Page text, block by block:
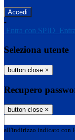
-
Entra con SPID
Seleziona utente
button close ×
Recupero
button close ×
all'indirizzo indicato con